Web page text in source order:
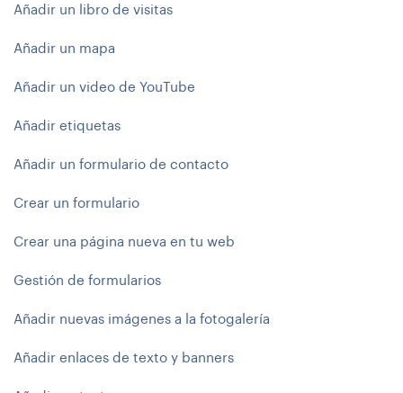
Añadir un libro de visitas
Añadir un mapa
Añadir un video de YouTube
Añadir etiquetas
Añadir un formulario de contacto
Crear un formulario
Crear una página nueva en tu web
Gestión de formularios
Añadir nuevas imágenes a la fotogalería
Añadir enlaces de texto y banners